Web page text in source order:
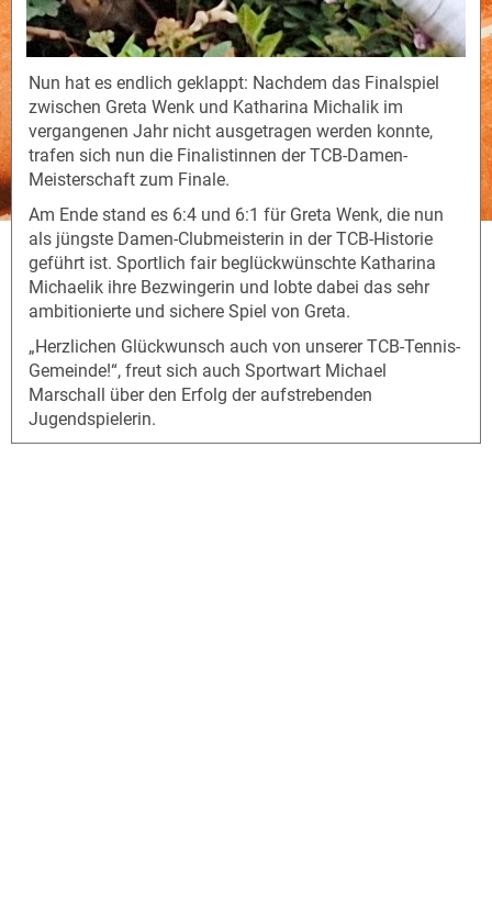
Nun hat es endlich geklappt: Nachdem das Finalspiel
zwischen Greta Wenk und Katharina Michalik im
vergangenen Jahr nicht ausgetragen werden konnte,
trafen sich nun die Finalistinnen der TCB-Damen-
Meisterschaft zum Finale.
Am Ende stand es 6:4 und 6:1 für Greta Wenk, die nun
als jüngste Damen-Clubmeisterin in der TCB-Historie
geführt ist. Sportlich fair beglückwünschte Katharina
Michaelik ihre Bezwingerin und lobte dabei das sehr
ambitionierte und sichere Spiel von Greta.
„Herzlichen Glückwunsch auch von unserer TCB-Tennis-
Gemeinde!“, freut sich auch Sportwart Michael
Marschall über den Erfolg der aufstrebenden
Jugendspielerin.